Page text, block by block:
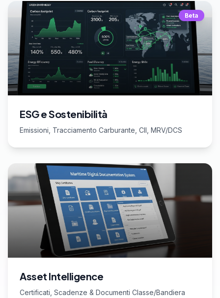
Beta
ESG e Sostenibilità
Emissioni, Tracciamento Carburante, CII, MRV/DCS
Asset Intelligence
Certificati, Scadenze & Documenti Classe/Bandiera